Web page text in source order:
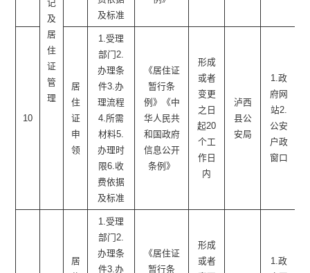
记
及
居
住
证
管
理
及标准
10
居
住
证
申
领
1.受理
部门2.
办理条
件3.办
理流程
4.所需
材料5.
办理时
限6.收
费依据
及标准
《居住证
暂行条
例》《中
华人民共
和国政府
信息公开
条例》
形成
或者
变更
之日
起20
个工
作日
内
泸西
县公
安局
1.政
府网
站2.
公安
户政
窗口
居
1.受理
部门2.
办理条
件3.办
《居住证
暂行条
形成
或者
1.政